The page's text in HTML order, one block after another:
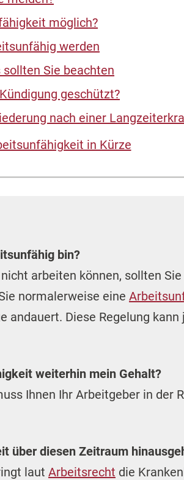
möglich?
werden
Sie beachten
geschützt?
nach einer
in Kürze
bin?
arbeiten können, sollten
normalerweise eine
andauert. Diese Regelung
weiterhin mein Ge‌halt?
Ihnen Ihr Arbeitgeber in der
über diesen Zeitraum
laut Arbeitsrecht die